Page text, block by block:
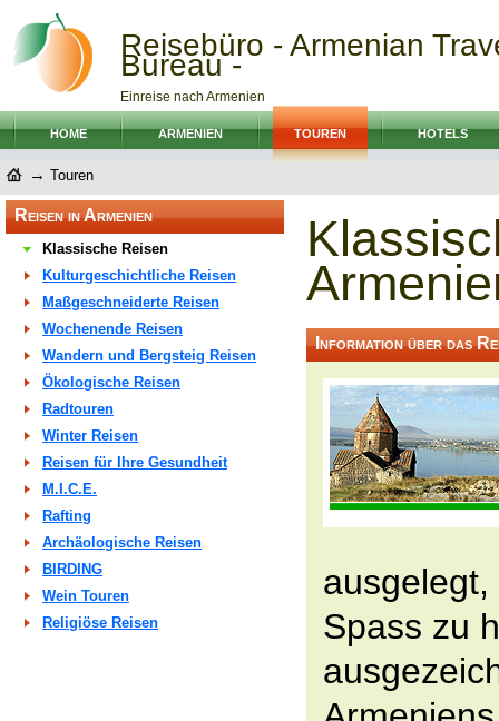
Reisebüro - Armenian
Bureau -
Einreise nach Armenien
HOME ARMENIEN TOUREN HOTELS
→ Touren
Reisen in Armenien
Klassische Reisen
Kulturgeschichtliche Reisen
Maßgeschneiderte Reisen
Wochenende Reisen
Wandern und Bergsteig Reisen
Ökologische Reisen
Radtouren
Winter Reisen
Reisen für Ihre Gesundheit
M.I.C.E.
Rafting
Archäologische Reisen
BIRDING
Wein Touren
Religiöse Reisen
Information über das
Spass zu